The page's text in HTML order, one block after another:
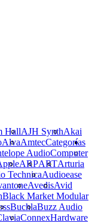
HallAJH SynthAkai
AlvaAmtec
Audio
ARPARTArturia
TechnicaAudioease
AvedisAvid
Black Market Modular
BuchlaBuzz Audio
Connex
Categorías
Computer
Hardware